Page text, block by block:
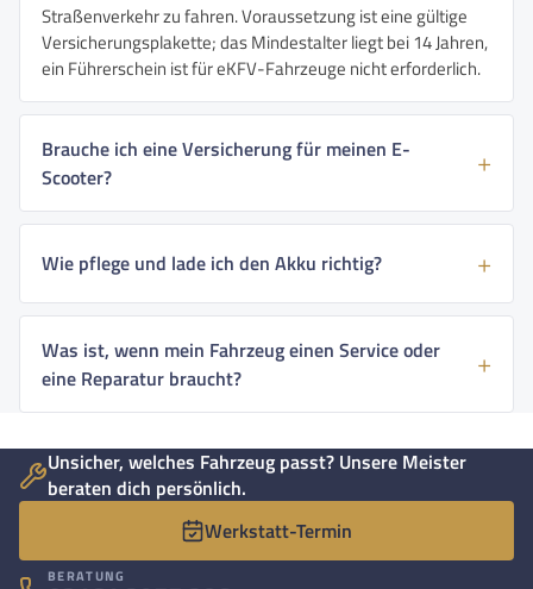
Straßenverkehr zu fahren. Voraussetzung ist eine gültige
Versicherungsplakette; das Mindestalter liegt bei 14 Jahren,
ein Führerschein ist für eKFV-Fahrzeuge nicht erforderlich.
Brauche ich eine Versicherung für meinen E-
Scooter?
Wie pflege und lade ich den Akku richtig?
Was ist, wenn mein Fahrzeug einen Service oder
eine Reparatur braucht?
Unsicher, welches Fahrzeug passt? Unsere Meister
beraten dich persönlich.
Werkstatt-Termin
BERATUNG